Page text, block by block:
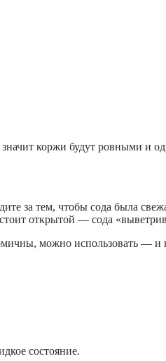
коржи будут ровными и
за тем, чтобы сода была
открытой — сода
можно использовать —
состояние.